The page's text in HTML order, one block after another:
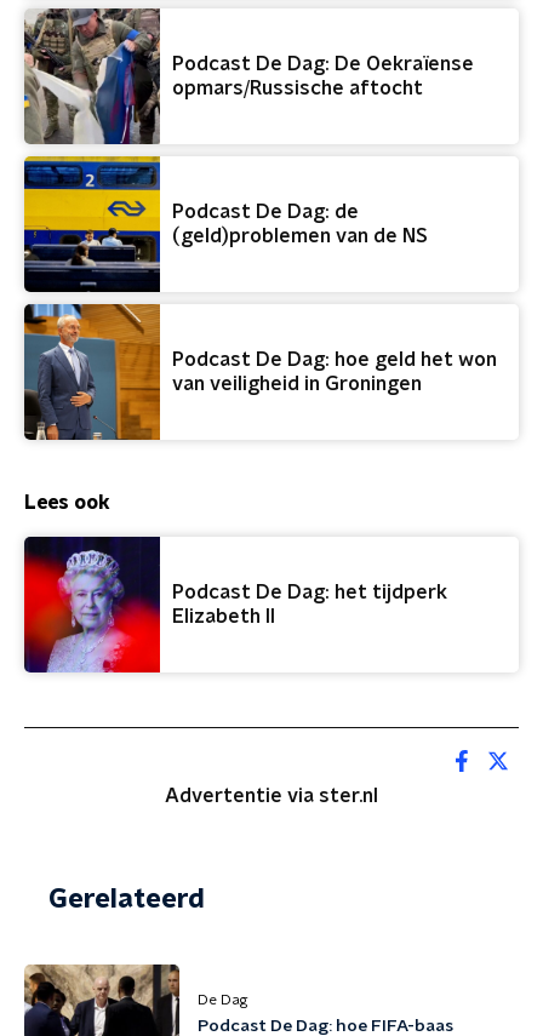
Podcast De Dag: De Oekraïense
opmars/Russische aftocht
Podcast De Dag: de
(geld)problemen van de NS
Podcast De Dag: hoe geld het won
van veiligheid in Groningen
Lees ook
Podcast De Dag: het tijdperk
Elizabeth II
Advertentie via ster.nl
Gerelateerd
De Dag
Podcast De Dag: hoe FIFA-baas